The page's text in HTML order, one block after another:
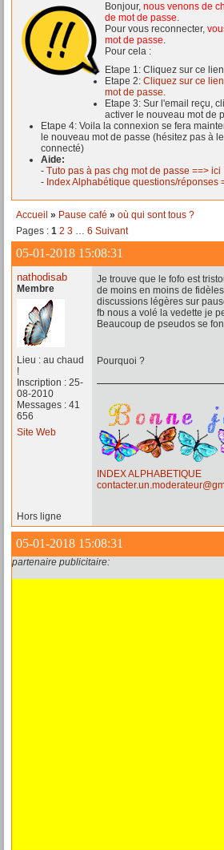
Bonjour, nous venons de
de mot de passe.
Pour vous reconnecter,
mot de passe.
Pour cela :
Etape 1: Cliquez sur ce
Etape 2: Cliquez sur ce
mot de passe.
Etape 3: Sur l'email reçu,
activer le nouveau mot de
Etape 4: Voila la connexion se fera
le nouveau mot de passe (hésitez pas à
connecté)
Aide:
- Tuto pas à pas chg mot de passe ==> ici
- Index Alphabétique questions/réponses
Accueil » Pause café » où qui sont tous ?
Pages : 1 2 3 … 6 Suivant
05-01-2018 15:08:31
nathodisab
Membre
Lieu : au chaud
!
Inscription : 25-
08-2010
Messages : 41
656
Site Web
Je trouve que le fofo est
de moins en moins de
discussions légères sur
fb nous a volé la vedette je
Beaucoup de pseudos se
Pourquoi ?
INDEX ALPHABETIQUE
Hors ligne
05-01-2018 15:08:31
partenaire publicitaire: